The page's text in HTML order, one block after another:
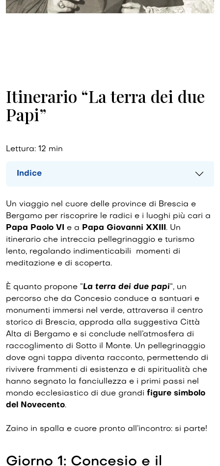
Itinerario “La terra dei due
Papi”
Lettura: 12 min
Indice
Un viaggio nel cuore delle province di Brescia e
Bergamo per riscoprire le radici e i luoghi più cari a
Papa Paolo VI e a Papa Giovanni XXIII. Un
itinerario che intreccia pellegrinaggio e turismo
lento, regalando indimenticabili momenti di
meditazione e di scoperta.
È quanto propone “La terra dei due papi“, un
percorso che da Concesio conduce a santuari e
monumenti immersi nel verde, attraversa il centro
storico di Brescia, approda alla suggestiva Città
Alta di Bergamo e si conclude nell’atmosfera di
raccoglimento di Sotto il Monte. Un pellegrinaggio
dove ogni tappa diventa racconto, permettendo di
rivivere frammenti di esistenza e di spiritualità che
hanno segnato la fanciullezza e i primi passi nel
mondo ecclesiastico di due grandi figure simbolo
del Novecento.
Zaino in spalla e cuore pronto all’incontro: si parte!
Giorno 1: Concesio e il